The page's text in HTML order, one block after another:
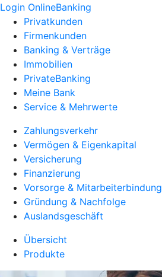
Login OnlineBanking
Privatkunden
Firmenkunden
Banking & Verträge
Immobilien
PrivateBanking
Meine Bank
Service & Mehrwerte
Zahlungsverkehr
Vermögen & Eigenkapital
Versicherung
Finanzierung
Vorsorge & Mitarbeiterbindung
Gründung & Nachfolge
Auslandsgeschäft
Übersicht
Produkte